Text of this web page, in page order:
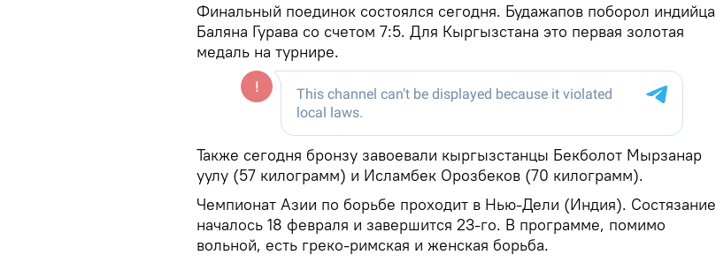
Финальный поединок состоялся сегодня. Будажапов поборол индийца
Баляна Гурава со счетом 7:5. Для Кыргызстана это первая золотая
медаль на турнире.
Также сегодня бронзу завоевали кыргызстанцы Бекболот Мырзанар
уулу (57 килограмм) и Исламбек Орозбеков (70 килограмм).
Чемпионат Азии по борьбе проходит в Нью-Дели (Индия). Состязание
началось 18 февраля и завершится 23-го. В программе, помимо
вольной, есть греко-римская и женская борьба.